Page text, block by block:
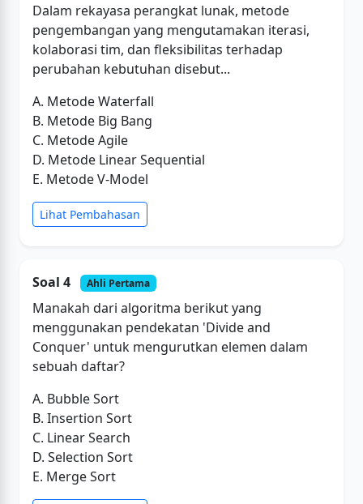
Dalam rekayasa perangkat lunak, metode
pengembangan yang mengutamakan iterasi,
kolaborasi tim, dan fleksibilitas terhadap
perubahan kebutuhan disebut...
A. Metode Waterfall
B. Metode Big Bang
C. Metode Agile
D. Metode Linear Sequential
E. Metode V-Model
Lihat Pembahasan
Soal 4 Ahli Pertama
Manakah dari algoritma berikut yang
menggunakan pendekatan 'Divide and
Conquer' untuk mengurutkan elemen dalam
sebuah daftar?
A. Bubble Sort
B. Insertion Sort
C. Linear Search
D. Selection Sort
E. Merge Sort